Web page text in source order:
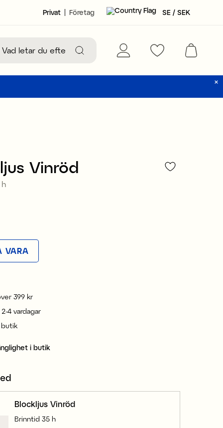
Privat Företag SE / SEK
Vinröd
kr
VARA
399 kr
4 vardagar
butik
i butik
Blockljus Vinröd
Brinntid 35 h